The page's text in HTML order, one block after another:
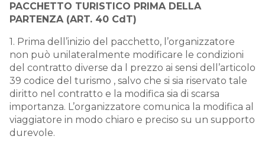
PACCHETTO TURISTICO PRIMA DELLA
PARTENZA (ART. 40 CdT)
1. Prima dell’inizio del pacchetto, l’organizzatore
non può unilateralmente modificare le condizioni
del contratto diverse da l prezzo ai sensi dell’articolo
39 codice del turismo , salvo che si sia riservato tale
diritto nel contratto e la modifica sia di scarsa
importanza. L’organizzatore comunica la modifica al
viaggiatore in modo chiaro e preciso su un supporto
durevole.